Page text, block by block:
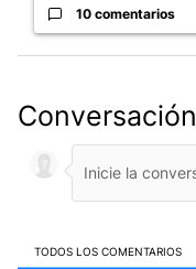
10 comentarios
Conversación
TODOS LOS COMENTARIOS